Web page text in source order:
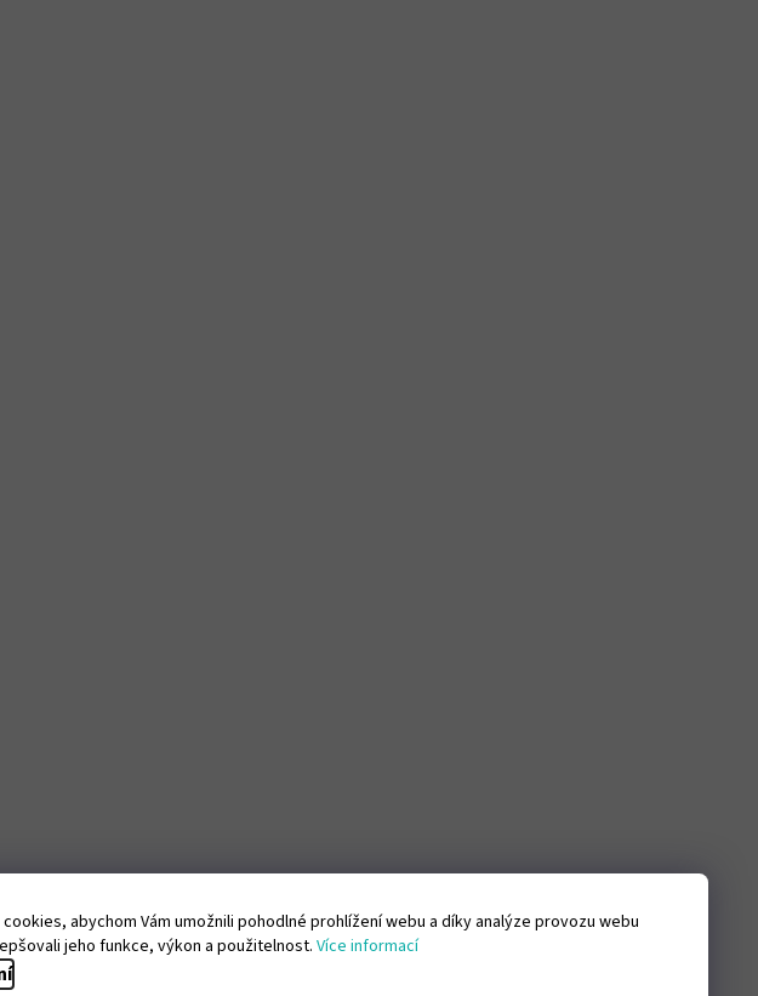
abychom Vám umožnili pohodlné prohlížení webu a díky analýze provozu webu
jeho funkce, výkon a použitelnost. Více informací